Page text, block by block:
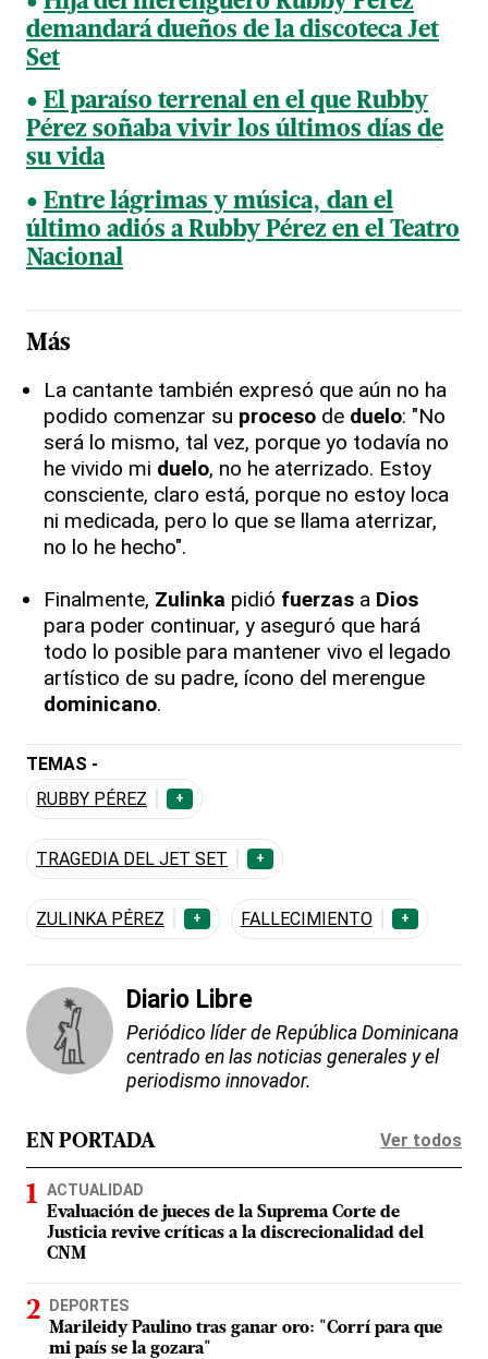
demandará dueños de la discoteca Jet
Set
El paraíso terrenal en el que Rubby
Pérez soñaba vivir los últimos días de
su vida
Entre lágrimas y música, dan el
último adiós a Rubby Pérez en el Teatro
Nacional
Más
La cantante también expresó que aún no ha
podido comenzar su proceso de duelo: "No
será lo mismo, tal vez, porque yo todavía no
he vivido mi duelo, no he aterrizado. Estoy
consciente, claro está, porque no estoy loca
ni medicada, pero lo que se llama aterrizar,
no lo he hecho".
Finalmente, Zulinka pidió fuerzas a Dios
para poder continuar, y aseguró que hará
todo lo posible para mantener vivo el legado
artístico de su padre, ícono del merengue
dominicano.
TEMAS -
RUBBY PÉREZ
+
TRAGEDIA DEL JET SET +
ZULINKA PÉREZ + FALLECIMIENTO +
Diario Libre
Periódico líder de República Dominicana
centrado en las noticias generales y el
periodismo innovador.
EN PORTADA Ver todos
ACTUALIDAD
Evaluación de jueces de la Suprema Corte de
Justicia revive críticas a la discrecionalidad del
CNM
DEPORTES
Marileidy Paulino tras ganar oro: "Corrí para que
mi país se la gozara"